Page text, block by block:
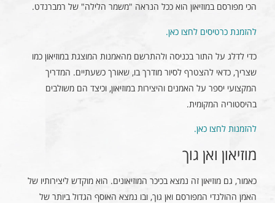
הכי מפורסם במוזיאון הוא ככל הנראה "משמר הלילה" של רמברנדט.
להזמנת כרטיסים לחצו כאן.
כדי לדלג על התור בכניסה ולהתרשם מהאמנות המוצגת במוזיאון כמו
שצריך, כדאי להצטרף לסיור מודרך בו, שאורך כשעתיים. המדריך
המקצועי יספר על האמנים והיצירות במוזיאון, וכיצד הם משולבים
בהיסטוריה המקומית.
להזמנות לחצו כאן.
מוזיאון ואן גוך
כאמור, גם מוזיאון זה נמצא בכיכר המוזיאונים. הוא מוקדש ליצירותיו של
האמן ההולנדי המפורסם ואן גוך, ובו נמצא האוסף הגדול ביותר של